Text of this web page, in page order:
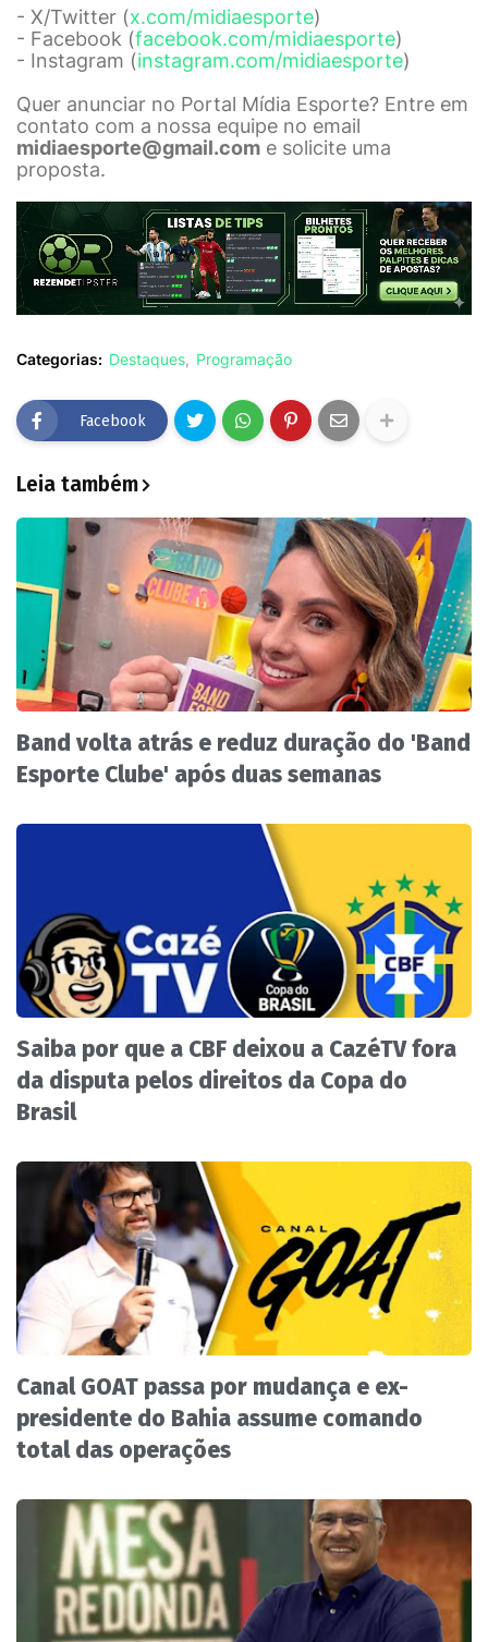
- X/Twitter (x.com/midiaesporte)
- Facebook (facebook.com/midiaesporte)
- Instagram (instagram.com/midiaesporte)
Quer anunciar no Portal Mídia Esporte? Entre em
contato com a nossa equipe no email
midiaesporte@gmail.com e solicite uma
proposta.
Categorias: Destaques Programação
Facebook
Leia também
Band volta atrás e reduz duração do 'Band
Esporte Clube' após duas semanas
Saiba por que a CBF deixou a CazéTV fora
da disputa pelos direitos da Copa do
Brasil
Canal GOAT passa por mudança e ex-
presidente do Bahia assume comando
total das operações